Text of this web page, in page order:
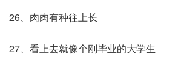
26、肉肉有种往上长
27、看上去就像个刚毕业的大学生